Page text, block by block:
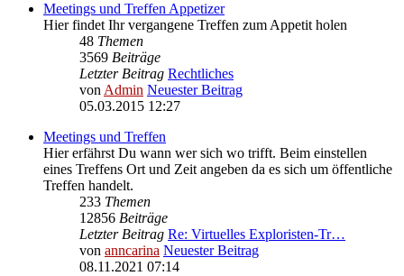
Meetings und Treffen Appetizer
Hier findet Ihr vergangene Treffen zum Appetit holen
48 Themen
3569 Beiträge
Letzter Beitrag Rechtliches
vonAdmin Neuester Beitrag
05.03.2015 12:27
Meetings und Treffen
Hier erfährst Du wann wer sich wo trifft. Beim einstellen
eines Treffens Ort und Zeit angeben da es sich um öffentliche
Treffen handelt.
233 Themen
12856 Beiträge
Letzter Beitrag Re: Virtuelles Exploristen-Tr…
von anncarina Neuester Beitrag
08.11.2021 07:14